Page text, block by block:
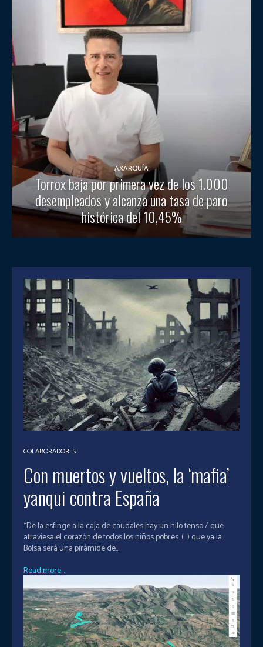
AXARQUÍA
Torrox baja por primera vez de los 1.000
desempleados y alcanza una tasa de paro
histórica del 10,45%
COLABORADORES
Con muertos y vueltos, la ‘mafia’
yanqui contra España
“De la esfinge a la caja de caudales hay un hilo tenso / que
atraviesa el corazón de todos los niños pobres. (…) que ya la
Bolsa será una pirámide de...
Read more...